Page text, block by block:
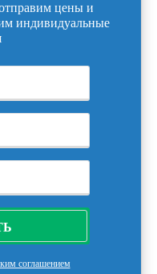
цены и
индивидуальные
соглашением